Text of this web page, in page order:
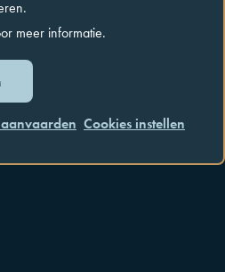
me in
meer informatie.
Cookies instellen